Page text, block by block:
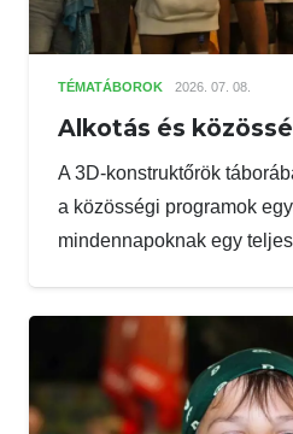
TÉMATÁBOROK 2026. 07. 08.
Alkotás és
A 3D-konstruktőrök
a közösségi programok
mindennapoknak egy